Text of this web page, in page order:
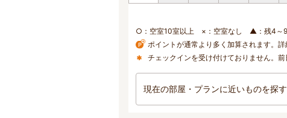
○：空室10室以上 ×：空室なし ▲：残4～
ポイントが通常より多く加算されます。詳
チェックインを受け付けておりません。
現在の部屋・プランに近いものを探す